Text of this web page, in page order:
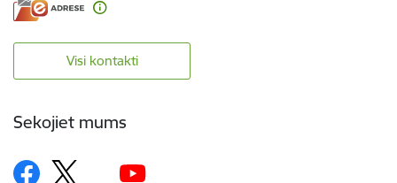
Visi kontakti
Sekojiet mums